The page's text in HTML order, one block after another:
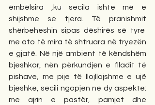
ëmbëlsira ,ku secila ishte më e
shijshme se tjera. Të pranishmit
shërbeheshin sipas dëshirës së tyre
me ato të mira të shtruara në tryezën
e gjatë. Në një ambient të këndshëm
bjeshkor, nën përkundjen e flladit të
pishave, me pije të llojllojshme e ujë
bjeshke, secili ngopjen në dy aspekte:
me ajrin e pastër, pamjet dhe